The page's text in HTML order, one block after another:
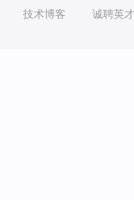
技术博客 诚聘英才